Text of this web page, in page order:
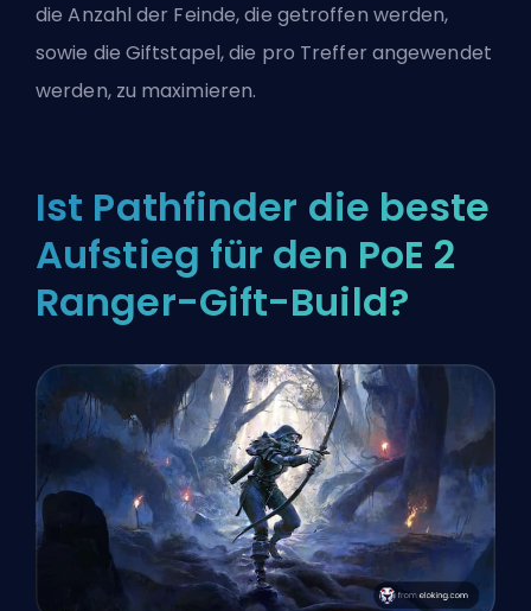
die Anzahl der Feinde, die getroffen werden,
sowie die Giftstapel, die pro Treffer angewendet
werden, zu maximieren.
Ist Pathfinder die beste
Aufstieg für den PoE 2
Ranger-Gift-Build?